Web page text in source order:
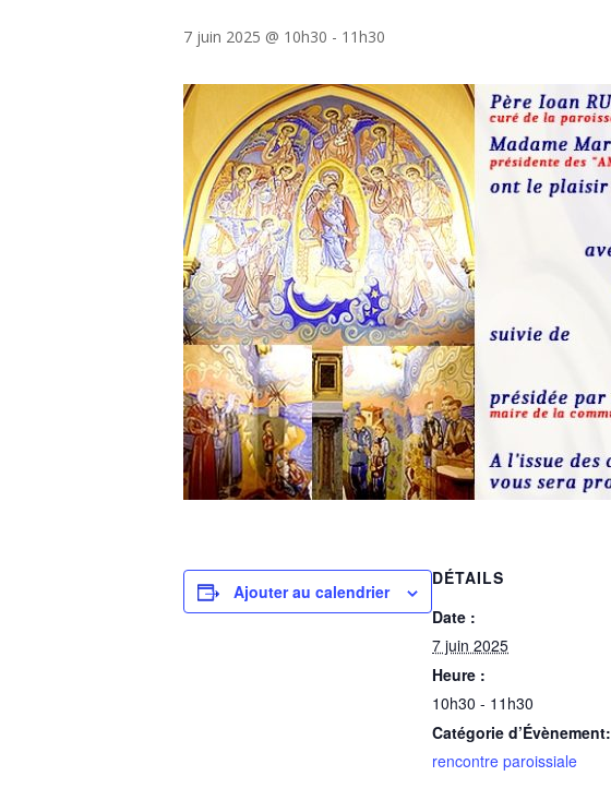
7 juin 2025 @ 10h30 - 11h30
Ajouter au calendrier
DÉTAILS
Date :
7 juin 2025
Heure :
10h30 - 11h30
Catégorie d’Évènement:
rencontre paroissiale